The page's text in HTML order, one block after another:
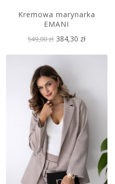
Kremowa marynarka
EMANI
549,00 zł 384,30 zł